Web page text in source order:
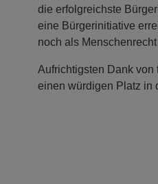
die erfolgreichste
eine Bürgerinitiative
noch als
Aufrichtigsten Dank
einen würdigen Platz in